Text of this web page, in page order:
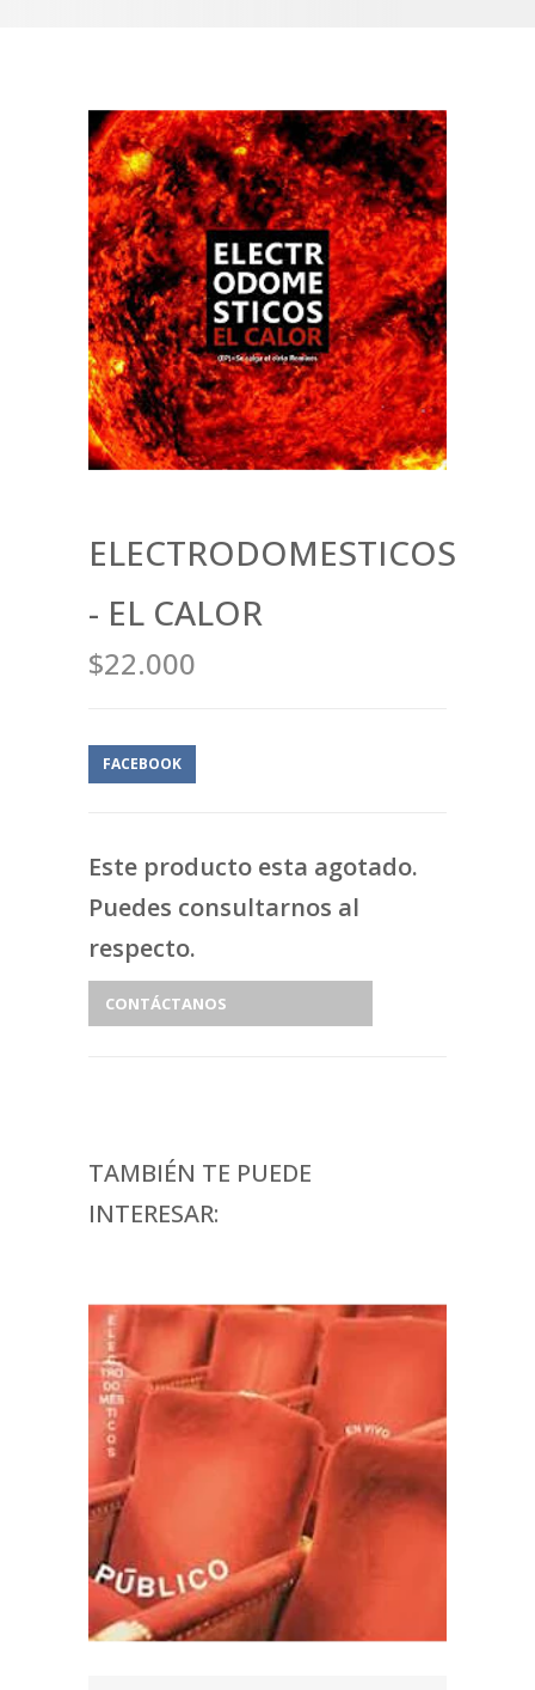
ELECTRODOMESTICOS
- EL CALOR
$22.000
FACEBOOK
Este producto esta agotado.
Puedes consultarnos al
respecto.
CONTÁCTANOS
TAMBIÉN TE PUEDE
INTERESAR: